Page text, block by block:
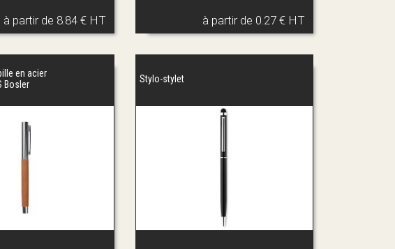
à partir de 8.84 € HT à partir de 0.27 € HT
en acier
Bosler
Stylo-stylet